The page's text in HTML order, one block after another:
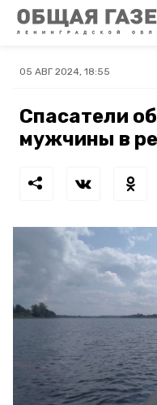
05 АВГ 2024, 18:55
Спасатели
мужчины в